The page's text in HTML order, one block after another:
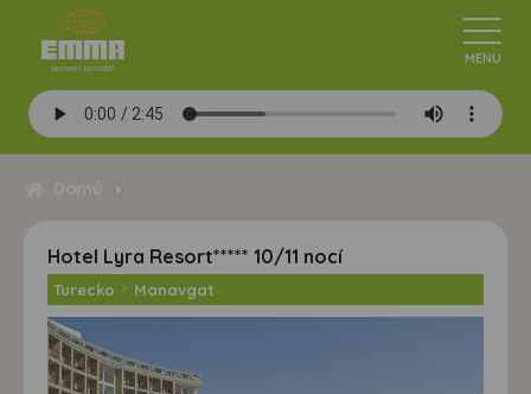
Hotel Lyra Resort***** 10/11 nocí
Turecko > Manavgat